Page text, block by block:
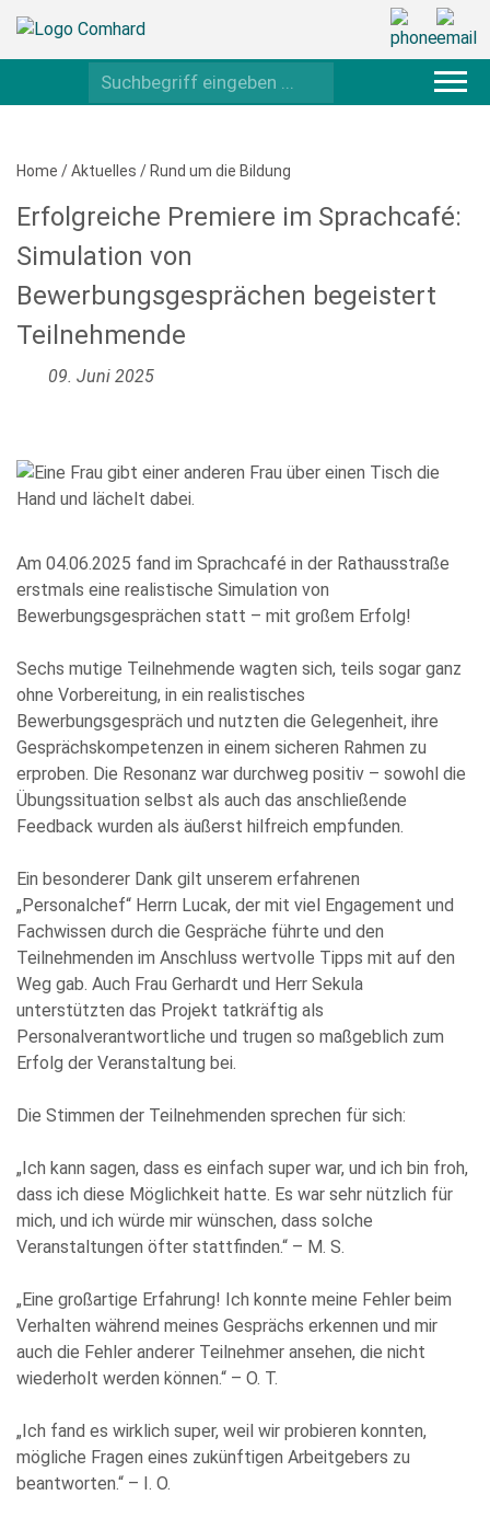
Home /Aktuelles / Rund um die Bildung
Erfolgreiche Premiere im Sprachcafé:
Simulation von
Bewerbungsgesprächen begeistert
Teilnehmende
09. Juni 2025
Am 04.06.2025 fand im Sprachcafé in der Rathausstraße
erstmals eine realistische Simulation von
Bewerbungsgesprächen statt – mit großem Erfolg!
Sechs mutige Teilnehmende wagten sich, teils sogar ganz
ohne Vorbereitung, in ein realistisches
Bewerbungsgespräch und nutzten die Gelegenheit, ihre
Gesprächskompetenzen in einem sicheren Rahmen zu
erproben. Die Resonanz war durchweg positiv – sowohl die
Übungssituation selbst als auch das anschließende
Feedback wurden als äußerst hilfreich empfunden.
Ein besonderer Dank gilt unserem erfahrenen
„Personalchef“ Herrn Lucak, der mit viel Engagement und
Fachwissen durch die Gespräche führte und den
Teilnehmenden im Anschluss wertvolle Tipps mit auf den
Weg gab. Auch Frau Gerhardt und Herr Sekula
unterstützten das Projekt tatkräftig als
Personalverantwortliche und trugen so maßgeblich zum
Erfolg der Veranstaltung bei.
Die Stimmen der Teilnehmenden sprechen für sich:
„Ich kann sagen, dass es einfach super war, und ich bin froh,
dass ich diese Möglichkeit hatte. Es war sehr nützlich für
mich, und ich würde mir wünschen, dass solche
Veranstaltungen öfter stattfinden.“ – M. S.
„Eine großartige Erfahrung! Ich konnte meine Fehler beim
Verhalten während meines Gesprächs erkennen und mir
auch die Fehler anderer Teilnehmer ansehen, die nicht
wiederholt werden können.“ – O. T.
„Ich fand es wirklich super, weil wir probieren konnten,
mögliche Fragen eines zukünftigen Arbeitgebers zu
beantworten.“ – I. O.
Bitte
füllen
Sie
Pflichtfelder
aus.
Please
leave
this
field
empty.
Die Datenschutzerklärung habe ich zur Kenntnis genommen
und stimme der elektronischen Erhebung und Speicherung
meiner Angaben sowie Daten für den Zweck der Beantwortung
meiner Anfrage zu. Bitte beachten Sie: Diese Einwilligung
können Sie per E-Mail an info@comhard.de jederzeit für die
Zukunft widerrufen.
Datenschutzbestimmungen
andNutzungsbedingungen von
Google.